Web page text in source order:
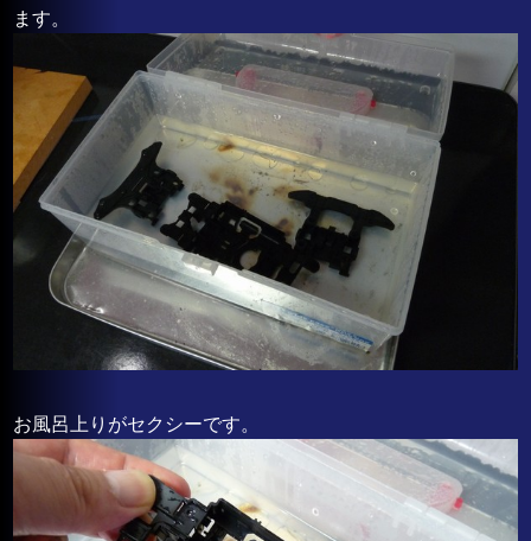
ます。
お風呂上りがセクシーです。